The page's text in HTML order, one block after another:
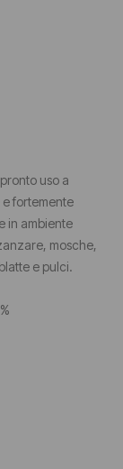
uso a
fortemente
in ambiente
mosche,
e pulci.